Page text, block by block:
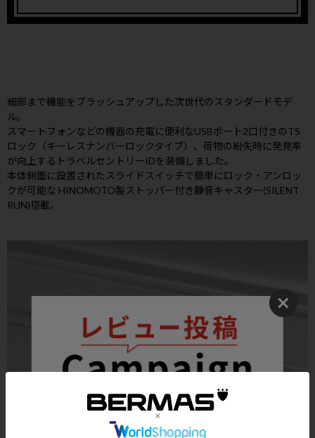
細部まで機能をブラッシュアップした次世代のスタンダードモデ
ル。
スマートフォンなどの機器の充電に便利なUSBポート2口付きのTS
ロック（キーレスナンバーロックタイプ）、荷物の紛失時に発見率
が向上するトラベルセントリーIDを装備しました。
本体側面に設置されたスライドスイッチで簡単にロック・アンロッ
クが可能な HINOMOTO製ストッパー付き静音キャスター(SILENT
RUN)搭載。